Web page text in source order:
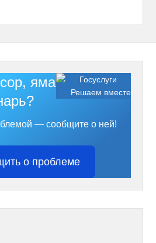
Решаем вместе
яма на дороге,
— сообщите о ней!
о проблеме